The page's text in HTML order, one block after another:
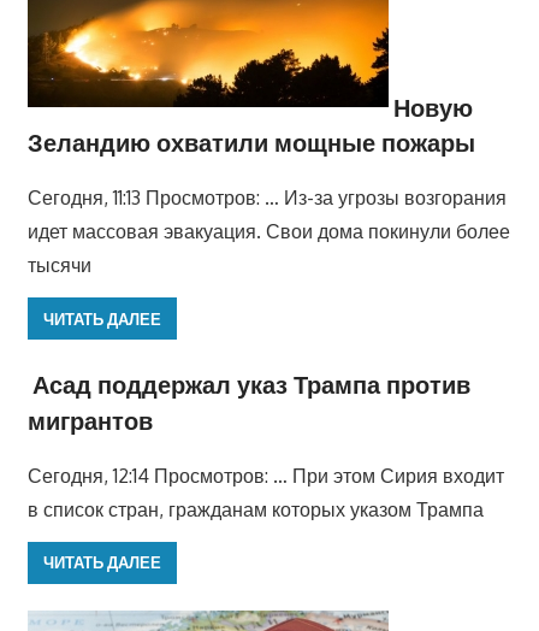
Новую
Зеландию охватили мощные пожары
Сегодня, 11:13 Просмотров: … Из-за угрозы возгорания
идет массовая эвакуация. Свои дома покинули более
тысячи
ЧИТАТЬ ДАЛЕЕ
Асад поддержал указ Трампа против
мигрантов
Сегодня, 12:14 Просмотров: … При этом Сирия входит
в список стран, гражданам которых указом Трампа
ЧИТАТЬ ДАЛЕЕ